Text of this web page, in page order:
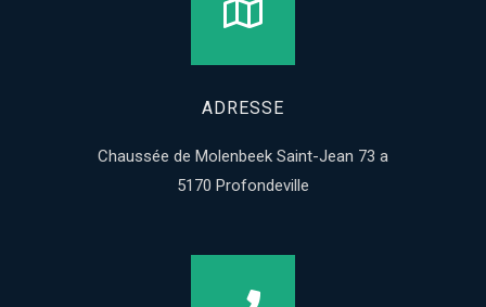
ADRESSE
Chaussée de Molenbeek Saint-Jean 73 a
5170 Profondeville